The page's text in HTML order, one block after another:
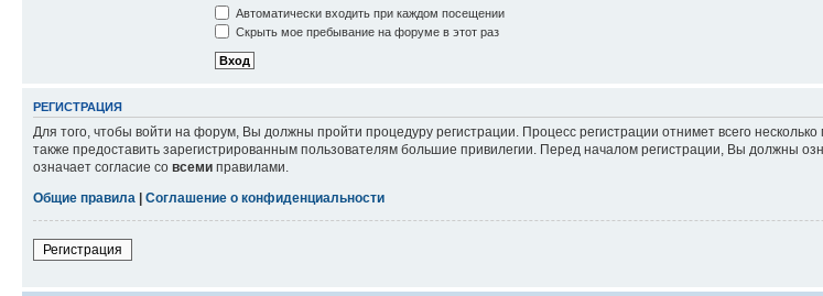
Автоматически входить при каждом посещении
Скрыть мое пребывание на форуме в этот раз
РЕГИСТРАЦИЯ
Для того, чтобы войти на форум, Вы должны пройти процедуру регистрации. Процесс регистрации отнимет всего
также предоставить зарегистрированным пользователям большие привилегии. Перед началом регистрации, Вы должны
означает согласие со всеми правилами.
Общие правила
Соглашение о конфиденциальности
Регистрация